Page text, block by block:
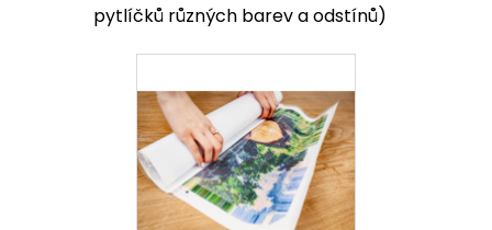
pytlíčků různých barev a odstínů)